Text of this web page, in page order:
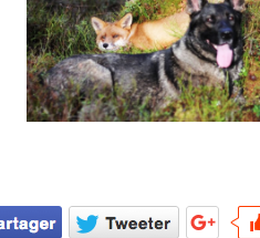
Multimédia
Style de vie
Technologie